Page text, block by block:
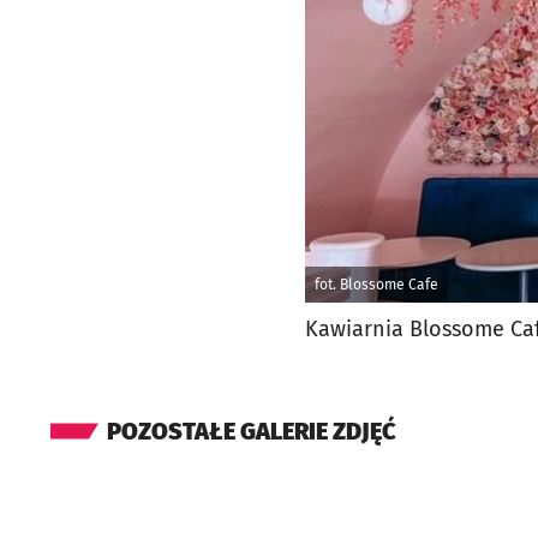
fot. Blossome Cafe
Kawiarnia Blossome
POZOSTAŁE GALERIE ZDJĘĆ